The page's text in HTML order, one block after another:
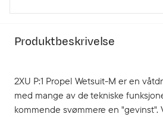
Produktbeskrivelse
2XU P:1 Propel Wetsuit-M er en
med mange av de tekniske
kommende svømmere en "gevinst".